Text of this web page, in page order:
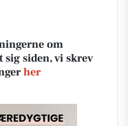
om
sig siden, vi skrev
her